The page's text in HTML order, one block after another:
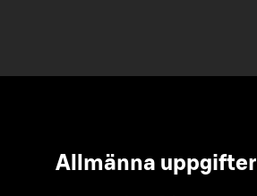
Allmänna uppgifter